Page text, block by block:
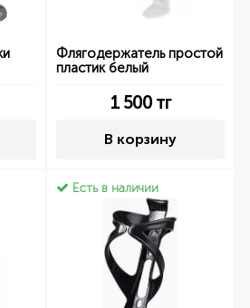
Флягодержатель простой
пластик белый
1 500тг
В корзину
Есть в наличии